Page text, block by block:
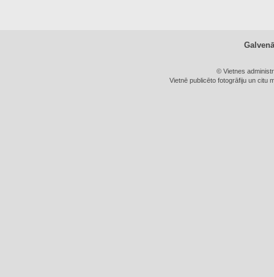
© Vietnes
Vietnē publicēto fotogrāfiju un citu